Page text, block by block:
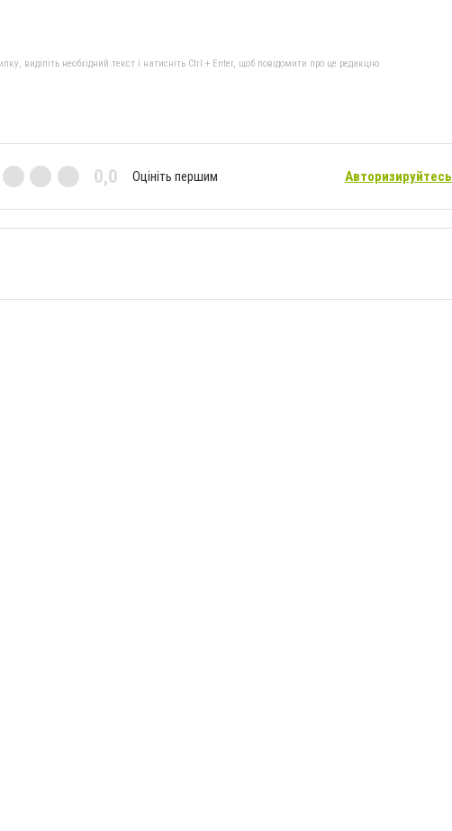
виділіть необхідний текст і натисніть Ctrl + Enter, щоб повідомити про це редакцію
0,0 Оцініть першим Авторизируйтесь